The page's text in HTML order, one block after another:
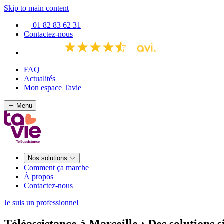
Skip to main content
01 82 83 62 31
Contactez-nous
FAQ
Actualités
Mon espace Tavie
Menu
Nos solutions
Comment ça marche
À propos
Contactez-nous
Je suis un professionnel